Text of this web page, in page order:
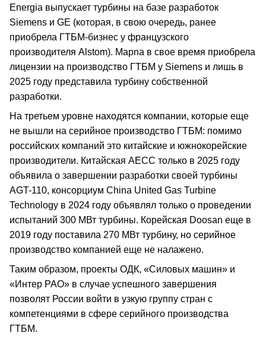
Energia выпускает турбины на базе разработок
Siemens и GE (которая, в свою очередь, ранее
приобрела ГТБМ-бизнес у французского
производителя Alstom). Mapna в свое время приобрела
лицензии на производство ГТБМ у Siemens и лишь в
2025 году представила турбину собственной
разработки.
На третьем уровне находятся компании, которые еще
не вышли на серийное производство ГТБМ: помимо
российских компаний это китайские и южнокорейские
производители. Китайская AECC только в 2025 году
объявила о завершении разработки своей турбины
AGT-110, консорциум China United Gas Turbine
Technology в 2024 году объявлял только о проведении
испытаний 300 МВт турбины. Корейская Doosan еще в
2019 году поставила 270 МВт турбину, но серийное
производство компанией еще не налажено.
Таким образом, проекты ОДК, «Силовых машин» и
«Интер РАО» в случае успешного завершения
позволят России войти в узкую группу стран с
компетенциями в сфере серийного производства
ГТБМ.